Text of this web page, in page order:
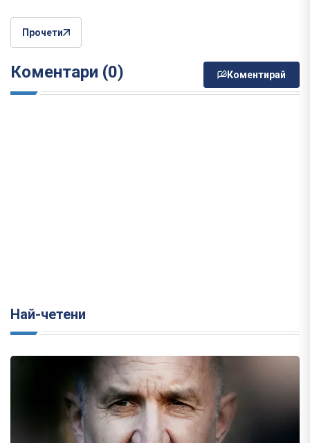
Прочети
Коментари (0) Коментирай
Най-четени